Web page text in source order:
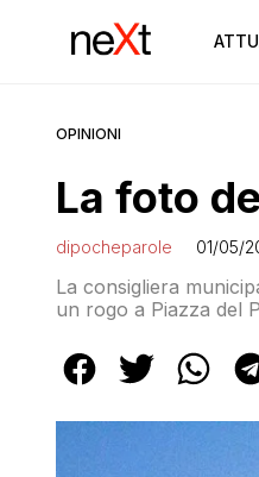
OPINIONI
La foto
dipocheparole 01/05/
La consigliera
un rogo a Piazza del
dello […]